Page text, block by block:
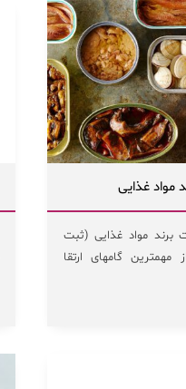
مواد غذایی
برند مواد غذایی (ثبت
گامهای ارتقا